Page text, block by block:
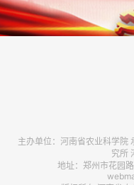
主办单位：河南省农业科学院
究所
地址：郑州市花